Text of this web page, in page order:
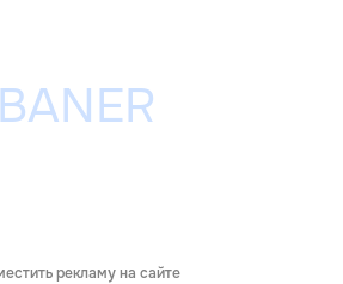
рекламу на сайте